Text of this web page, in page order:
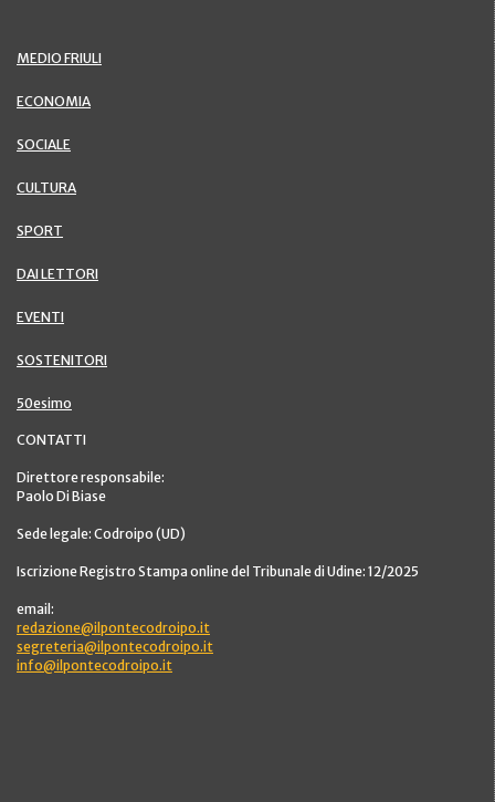
MEDIO FRIULI
ECONOMIA
SOCIALE
CULTURA
SPORT
DAI LETTORI
EVENTI
SOSTENITORI
50esimo
CONTATTI
Direttore responsabile:
Paolo Di Biase
Sede legale: Codroipo (UD)
Iscrizione Registro Stampa online del Tribunale di Udine: 12/2025
email:
redazione@ilpontecodroipo.it
segreteria@ilpontecodroipo.it
info@ilpontecodroipo.it